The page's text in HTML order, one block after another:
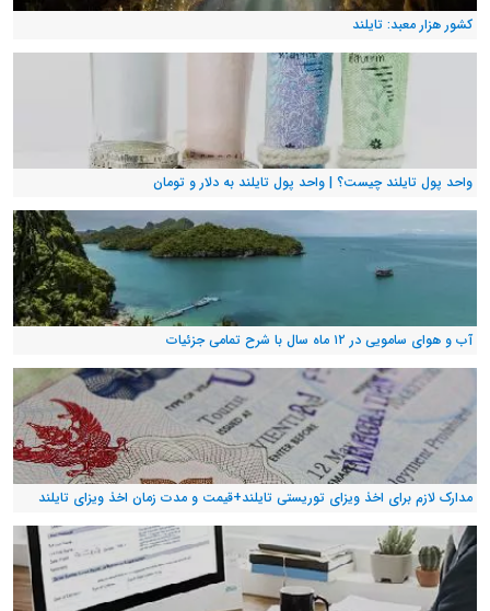
کشور هزار معبد: تایلند
واحد پول تایلند چیست؟ | واحد پول تایلند به دلار و تومان
آب و هوای سامویی در ۱۲ ماه سال با شرح تمامی جزئیات
مدارک لازم برای اخذ ویزای توریستی تایلند+قیمت و مدت زمان اخذ ویزای تایلند